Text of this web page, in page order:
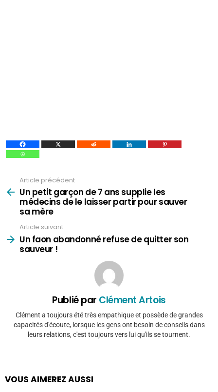
plus
Article précédent
Un petit garçon de 7 ans supplie les
médecins de le laisser partir pour sauver
sa mère
Article suivant
Un faon abandonné refuse de quitter son
sauveur !
Publié par Clément Artois
Clément a toujours été très empathique et possède de grandes
capacités d'écoute, lorsque les gens ont besoin de conseils dans
leurs relations, c'est toujours vers lui qu'ils se tournent.
VOUS AIMEREZ AUSSI